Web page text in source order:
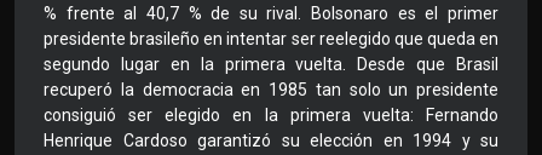
% frente al 40,7 % de su rival. Bolsonaro es el primer
presidente brasileño en intentar ser reelegido que queda en
segundo lugar en la primera vuelta. Desde que Brasil
recuperó la democracia en 1985 tan solo un presidente
consiguió ser elegido en la primera vuelta: Fernando
Henrique Cardoso garantizó su elección en 1994 y su